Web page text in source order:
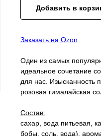
Добавить в
Заказать на Ozon
Один из самых
идеальное сочетание
для нас. Изысканность
розовая гималайская
Состав:
сахар, вода питьевая,
бобы, соль, вода),